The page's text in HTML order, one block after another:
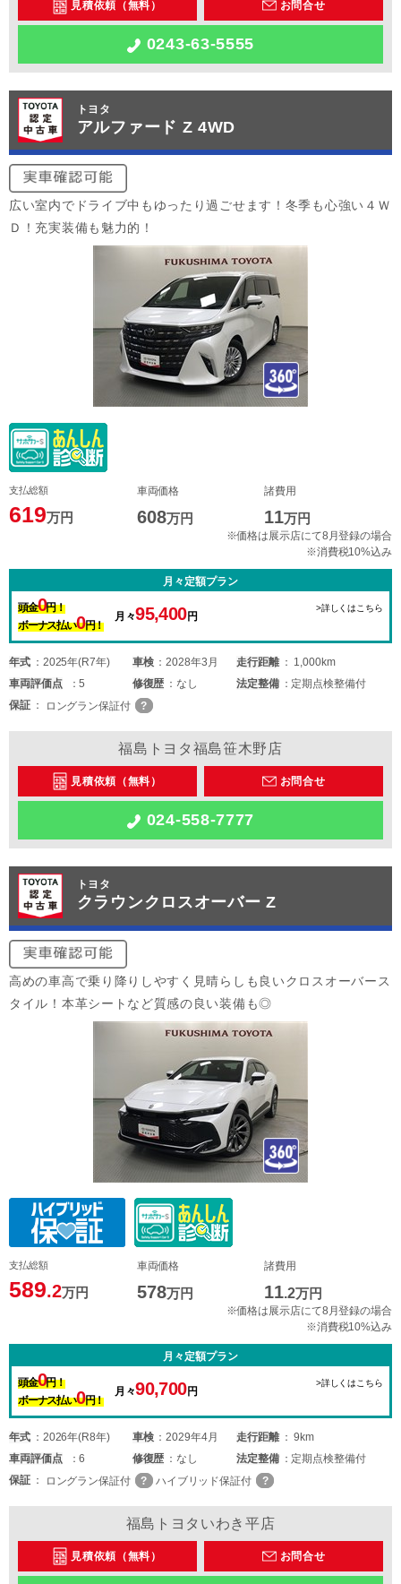
見積依頼（無料） お問合せ
0243-63-5555
トヨタ
アルファード Z 4WD
広い室内でドライブ中もゆったり過ごせます！冬季も心強い４Ｗ
Ｄ！充実装備も魅力的！
支払総額
619万円
車両価格
608万円
諸費用
11万円
※価格は展示店にて8月登録の場合
※消費税10%込み
月々定額プラン
頭金0円！
ボーナス払い0円！
月々95,400円
>詳しくはこちら
年式 2025年(R7年) 車検 2028年3月 走行距離
1,000km
車両評価点 5 修復歴 なし 法定整備
定期点検整備付
保証
ロングラン保証付
福島トヨタ福島笹木野店
見積依頼（無料） お問合せ
024-558-7777
トヨタ
クラウンクロスオーバー Z
高めの車高で乗り降りしやすく見晴らしも良いクロスオーバース
タイル！本革シートなど質感の良い装備も◎
支払総額
589.2万円
車両価格
578万円
諸費用
11.2万円
※価格は展示店にて8月登録の場合
※消費税10%込み
月々定額プラン
頭金0円！
ボーナス払い0円！
月々90,700円
>詳しくはこちら
年式 2026年(R8年) 車検 2029年4月 走行距離
9km
車両評価点 6 修復歴 なし 法定整備
定期点検整備付
保証
ロングラン保証付 ハイブリッド保証付
福島トヨタいわき平店
見積依頼（無料） お問合せ